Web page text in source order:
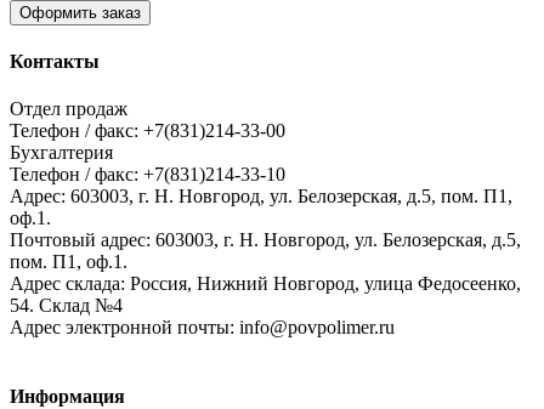
Оформить заказ
Контакты
Отдел продаж
Телефон / факс: +7(831)214-33-00
Бухгалтерия
Телефон / факс: +7(831)214-33-10
Адрес: 603003, г. Н. Новгород, ул. Белозерская, д.5, пом. П1,
оф.1.
Почтовый адрес: 603003, г. Н. Новгород, ул. Белозерская, д.5,
пом. П1, оф.1.
Адрес склада: Россия, Нижний Новгород, улица Федосеенко,
54. Склад №4
Адрес электронной почты: info@povpolimer.ru
Информация